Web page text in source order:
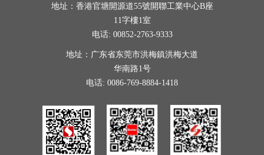
地址：香港官塘開源道55號開聯工業中心B座
11字樓1室
电话: 00852-2763-9333
地址：广东省东莞市洪梅鎮洪梅大道
华南路1号
电话: 0086-769-8884-1418